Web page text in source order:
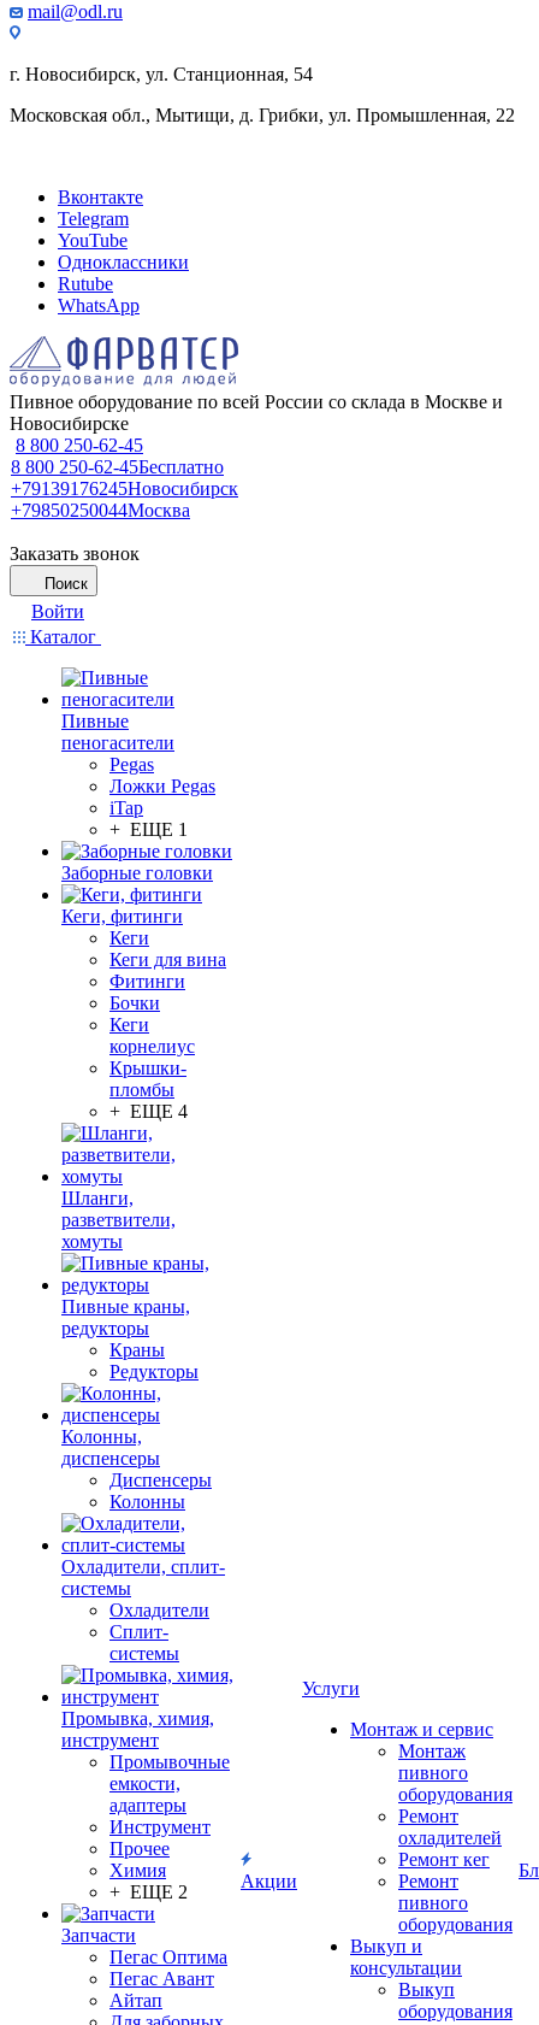
mail@odl.ru
г. Новосибирск, ул. Станционная, 54
Московская обл., Мытищи, д. Грибки, ул. Промышленная, 22
Вконтакте
Telegram
YouTube
Одноклассники
Rutube
WhatsApp
Пивное оборудование по всей России со склада в Москве и
Новосибирске
8 800 250-62-45
8 800 250-62-45Бесплатно
+79139176245Новосибирск
+79850250044Москва
Заказать звонок
Поиск
Войти
Каталог
Пивные
пеногасители
Pegas
Ложки Pegas
iTap
+ ЕЩЕ 1
Заборные головки
Кеги, фитинги
Кеги
Кеги для вина
Фитинги
Бочки
Кеги
корнелиус
Крышки-
пломбы
+ ЕЩЕ 4
Шланги,
разветвители,
хомуты
Пивные краны,
редукторы
Краны
Редукторы
Колонны,
диспенсеры
Диспенсеры
Колонны
Охладители, сплит-
системы
Охладители
Сплит-
системы
Промывка, химия,
инструмент
Промывочные
емкости,
адаптеры
Инструмент
Прочее
Химия
+ ЕЩЕ 2
Запчасти
Пегас Оптима
Пегас Авант
Айтап
Акции
Услуги
Монтаж и сервис
Монтаж
пивного
оборудования
Ремонт
охладителей
Ремонт кег
Ремонт
пивного
оборудования
Выкуп и
консультации
Выкуп
оборудования